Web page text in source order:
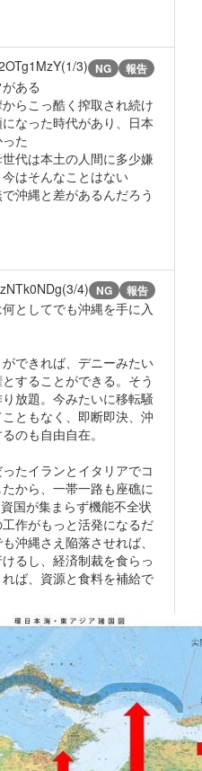
3) NG 報告
ある
らこっ酷く搾取され続け
なった時代があり、日本
た
代は本土の人間に多少嫌
はそんなことはない
沖縄と差があるんだろう
4) NG 報告
としてでも沖縄を手に入
できれば、デニーみたい
することができる。そう
放題。今みたいに移転騒
ともなく、即断即決、沖
のも自由自在。
たイランとイタリアでコ
から、一帯一路も座礁に
国が集まらず機能不全状
作がもっと活発になるだ
沖縄さえ陥落させれば、
るし、経済制裁を食らっ
ば、資源と食料を補給で